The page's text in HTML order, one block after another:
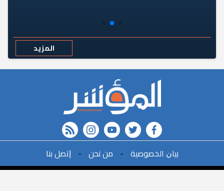
المزيد
FACEBOOK
twitter
youtube
instagram
rss feed
ﺑﻴﺎﻥ اﻟﺨﺼﻮﺻﻴﺔ - ﻣﻦ ﻧﺤﻦ - ﺇﺗﺼﻞ ﺑﻨﺎ